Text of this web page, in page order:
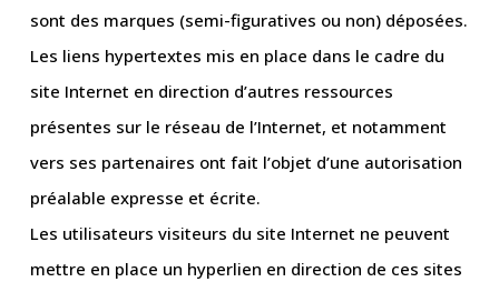
sont des marques (semi-figuratives ou non) déposées.
Les liens hypertextes mis en place dans le cadre du
site Internet en direction d’autres ressources
présentes sur le réseau de l’Internet, et notamment
vers ses partenaires ont fait l’objet d’une autorisation
préalable expresse et écrite.
Les utilisateurs visiteurs du site Internet ne peuvent
mettre en place un hyperlien en direction de ces sites